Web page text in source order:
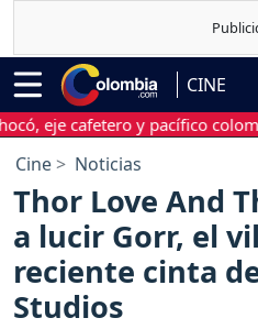
CINE
cafetero y pacífico
Cine Noticias
Thor Love And
a lucir Gorr, el
reciente cinta
Studios